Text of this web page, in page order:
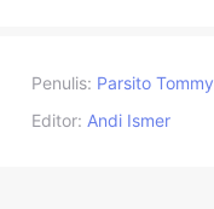
Penulis: Parsito Tommy
Editor: Andi Ismer